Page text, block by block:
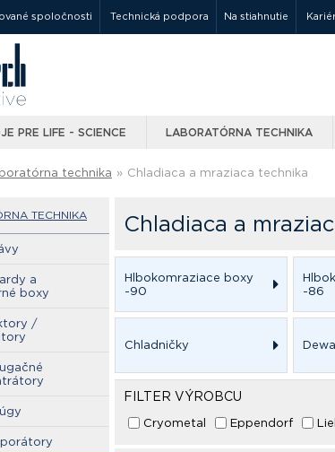
spoločnosti Technická podpora Na stiahnutie
PRE LIFE - SCIENCE LABORATÓRNA TECHNIKA
technika » Chladiaca a mraziaca technika
TECHNIKA
a
boxy
/
Chladiaca a
Hlbokomraziace boxy
-90
-86
Chladničky
FILTER VÝROBCU
Cryometal Eppendorf